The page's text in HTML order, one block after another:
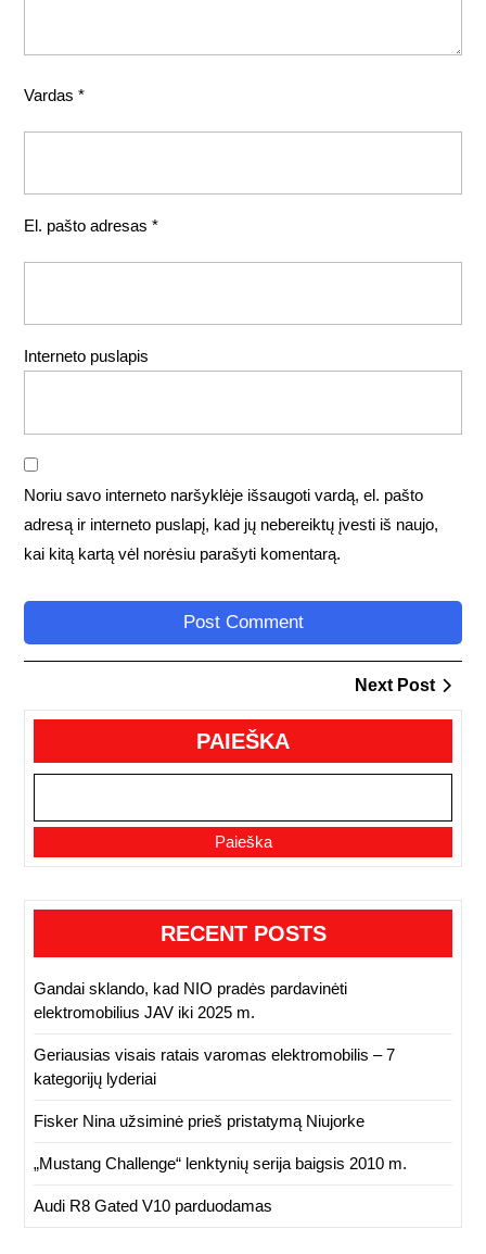
Vardas *
El. pašto adresas *
Interneto puslapis
Noriu savo interneto naršyklėje išsaugoti vardą, el. pašto
adresą ir interneto puslapį, kad jų nebereiktų įvesti iš naujo,
kai kitą kartą vėl norėsiu parašyti komentarą.
tarp
Next Post
Next
Post
PAIEŠKA
Paieška
RECENT POSTS
Gandai sklando, kad NIO pradės pardavinėti
elektromobilius JAV iki 2025 m.
Geriausias visais ratais varomas elektromobilis – 7
kategorijų lyderiai
Fisker Nina užsiminė prieš pristatymą Niujorke
„Mustang Challenge“ lenktynių serija baigsis 2010 m.
Audi R8 Gated V10 parduodamas